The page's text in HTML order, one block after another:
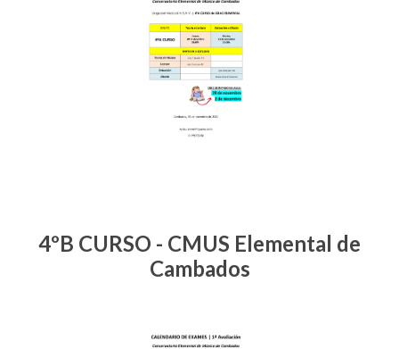
4ºB CURSO - CMUS Elemental de
Cambados